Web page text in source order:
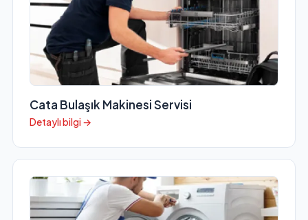
Cata Bulaşık Makinesi Servisi
Detaylı bilgi →